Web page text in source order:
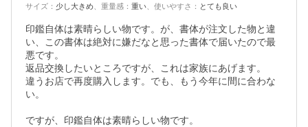
サイズ ： 少し大きめ 重量感 ： 重い 使いやすさ ： とても良い
印鑑自体は素晴らしい物です。が、書体が注文した物と違
い、この書体は絶対に嫌だなと思った書体で届いたので最
悪です。
返品交換したいところですが、これは家族にあげます。
違うお店で再度購入します。でも、もう今年に間に合わな
い。
ですが、印鑑自体は素晴らしい物です。